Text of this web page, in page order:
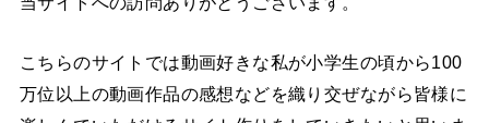
こちらのサイトでは動画好きな私が小学生の頃から100
万位以上の動画作品の感想などを織り交ぜながら皆様に